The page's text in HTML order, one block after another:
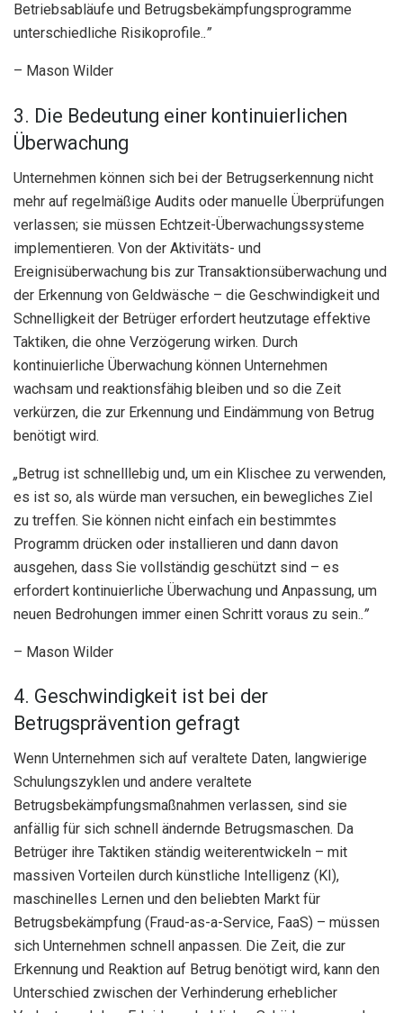
Betriebsabläufe und Betrugsbekämpfungsprogramme
unterschiedliche Risikoprofile..”
– Mason Wilder
3. Die Bedeutung einer kontinuierlichen
Überwachung
Unternehmen können sich bei der Betrugserkennung nicht
mehr auf regelmäßige Audits oder manuelle Überprüfungen
verlassen; sie müssen Echtzeit-Überwachungssysteme
implementieren. Von der Aktivitäts- und
Ereignisüberwachung bis zur Transaktionsüberwachung und
der Erkennung von Geldwäsche – die Geschwindigkeit und
Schnelligkeit der Betrüger erfordert heutzutage effektive
Taktiken, die ohne Verzögerung wirken. Durch
kontinuierliche Überwachung können Unternehmen
wachsam und reaktionsfähig bleiben und so die Zeit
verkürzen, die zur Erkennung und Eindämmung von Betrug
benötigt wird.
„Betrug ist schnelllebig und, um ein Klischee zu verwenden,
es ist so, als würde man versuchen, ein bewegliches Ziel
zu treffen. Sie können nicht einfach ein bestimmtes
Programm drücken oder installieren und dann davon
ausgehen, dass Sie vollständig geschützt sind – es
erfordert kontinuierliche Überwachung und Anpassung, um
neuen Bedrohungen immer einen Schritt voraus zu sein..”
– Mason Wilder
4. Geschwindigkeit ist bei der
Betrugsprävention gefragt
Wenn Unternehmen sich auf veraltete Daten, langwierige
Schulungszyklen und andere veraltete
Betrugsbekämpfungsmaßnahmen verlassen, sind sie
anfällig für sich schnell ändernde Betrugsmaschen. Da
Betrüger ihre Taktiken ständig weiterentwickeln – mit
massiven Vorteilen durch künstliche Intelligenz (KI),
maschinelles Lernen und den beliebten Markt für
Betrugsbekämpfung (Fraud-as-a-Service, FaaS) – müssen
sich Unternehmen schnell anpassen. Die Zeit, die zur
Erkennung und Reaktion auf Betrug benötigt wird, kann den
Unterschied zwischen der Verhinderung erheblicher